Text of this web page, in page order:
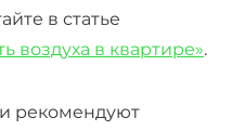
в статье
воздуха в квартире».
рекомендуют